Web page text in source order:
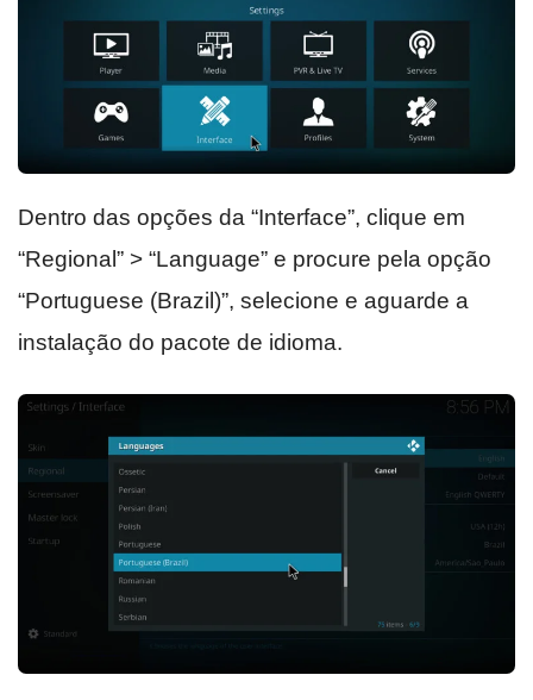
Dentro das opções da “Interface”, clique em
“Regional” > “Language” e procure pela opção
“Portuguese (Brazil)”, selecione e aguarde a
instalação do pacote de idioma.